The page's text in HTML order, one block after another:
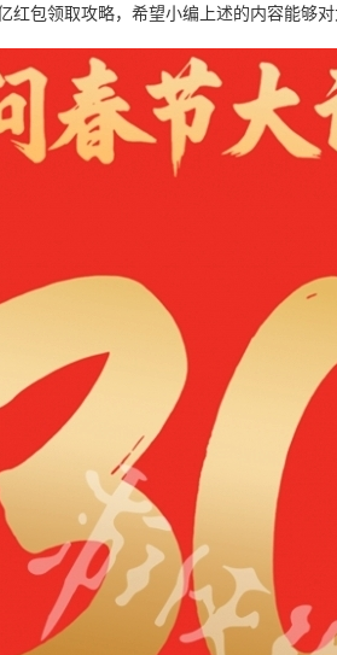
红包领取攻略，希望小编上述的内容能够对